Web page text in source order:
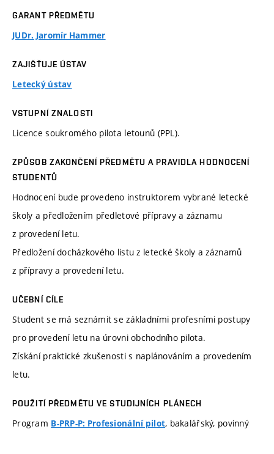
GARANT PŘEDMĚTU
JUDr. Jaromír Hammer
ZAJIŠŤUJE ÚSTAV
Letecký ústav
VSTUPNÍ ZNALOSTI
Licence soukromého pilota letounů (PPL).
ZPŮSOB ZAKONČENÍ PŘEDMĚTU A PRAVIDLA HODNOCENÍ
STUDENTŮ
Hodnocení bude provedeno instruktorem vybrané letecké
školy a předložením předletové přípravy a záznamu
z provedení letu.
Předložení docházkového listu z letecké školy a záznamů
z přípravy a provedení letu.
UČEBNÍ CÍLE
Student se má seznámit se základními profesními postupy
pro provedení letu na úrovni obchodního pilota.
Získání praktické zkušenosti s naplánováním a provedením
letu.
POUŽITÍ PŘEDMĚTU VE STUDIJNÍCH PLÁNECH
Program B-PRP-P: Profesionální pilot, bakalářský, povinný